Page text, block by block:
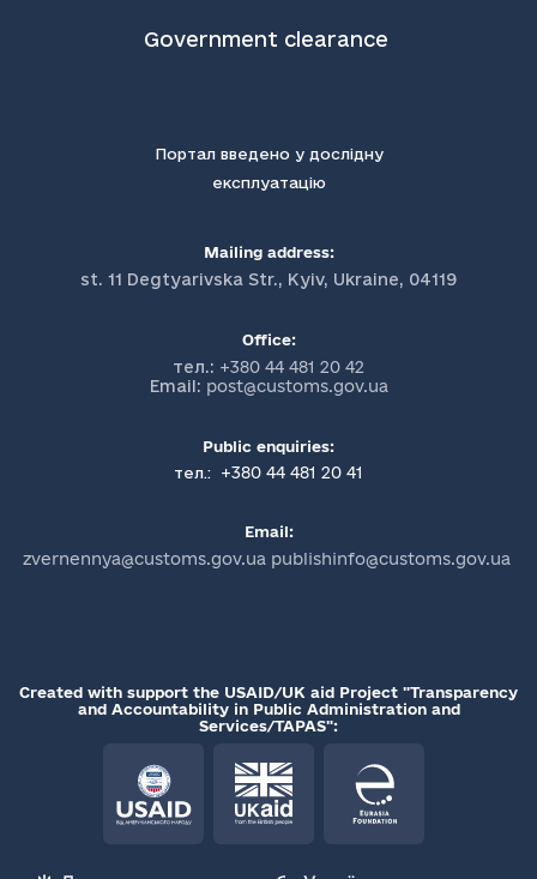
Government clearance
Портал введено у дослідну
експлуатацію
Mailing address:
st. 11 Degtyarivska Str., Kyiv, Ukraine, 04119
Office:
тел.: +380 44 481 20 42
Email: post@customs.gov.ua
Public enquiries:
тел.:
+380 44 481 20 41
Email:
zvernennya@customs.gov.ua publishinfo@customs.gov.ua
Created with support the USAID/UK aid Project "Transparency
and Accountability in Public Administration and
Services/TAPAS":